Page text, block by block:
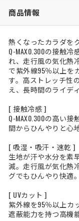
商品情報
熱くなったカラダを
Q-MAX0.300の接触
れ、走行風の気化熱
で紫外線95％以上を
す。高ストレッチ性
え、長時間のライデ
[ 接触冷感 ]
Q-MAX0.300の高い
間からひんやりと心
[ 吸湿・吸汗・速乾 ]
生地が汗や水分を素
減。走行風が気化熱
グでもひんやり快適。
[ UVカット ]
紫外線を95％以上カ
遮蔽能力を持つ高機能